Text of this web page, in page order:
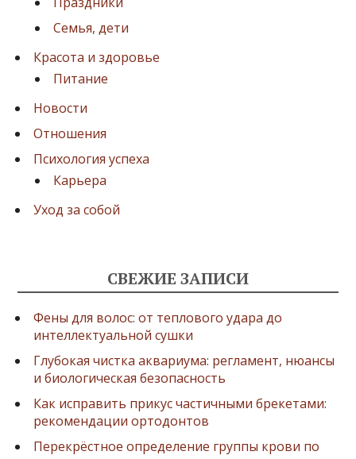
Семья, дети
Красота и здоровье
Питание
Новости
Отношения
Психология успеха
Карьера
Уход за собой
СВЕЖИЕ ЗАПИСИ
Фены для волос: от теплового удара до
интеллектуальной сушки
Глубокая чистка аквариума: регламент, нюансы
и биологическая безопасность
Как исправить прикус частичными брекетами:
рекомендации ортодонтов
Перекрёстное определение группы крови по